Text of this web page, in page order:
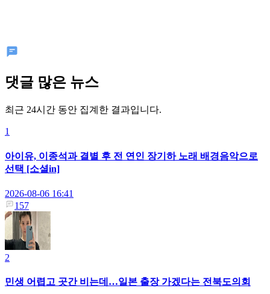
댓글 많은 뉴스
최근 24시간 동안 집계한 결과입니다.
1
아이유, 이종석과 결별 후 전 연인 장기하 노래 배경음악으로
선택 [소셜in]
2026-08-06 16:41
157
2
민생 어렵고 곳간 비는데…일본 출장 가겠다는 전북도의회